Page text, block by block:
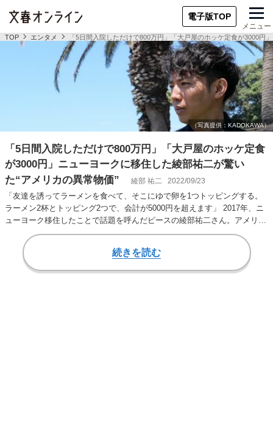
電子版TOP
メニュー
TOP エンタメ 「5日間入院しただけで800万円」「大戸屋のホッケ定食が3000円
「5日間入院しただけで800万円」「大戸屋のホッケ定食
が3000円」ニューヨークに移住した綾部祐二が驚い
た“アメリカの異常物価”
綾部 祐二 2022/09/23
「友達を誘ってラーメンを食べて、そこにゆで卵を1つトッピングする。
ラーメン2杯とトッピング2つで、会計が5000円を超えます」 2017年、ニ
ューヨーク移住したことで話題を呼んだピースの綾部祐二さん。アメリカ
に5年間…
続きを読む